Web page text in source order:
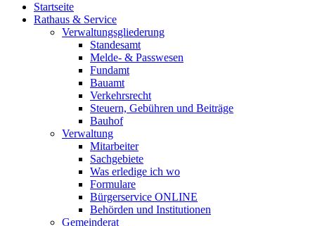
Startseite
Rathaus & Service
Verwaltungsgliederung
Standesamt
Melde- & Passwesen
Fundamt
Bauamt
Verkehrsrecht
Steuern, Gebühren und Beiträge
Bauhof
Verwaltung
Mitarbeiter
Sachgebiete
Was erledige ich wo
Formulare
Bürgerservice ONLINE
Behörden und Institutionen
Gemeinderat